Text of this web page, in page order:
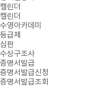
캘린더
캘린더
수영아카데미
등급제
심판
수상구조사
증명서발급
증명서발급신청
증명서발급조회